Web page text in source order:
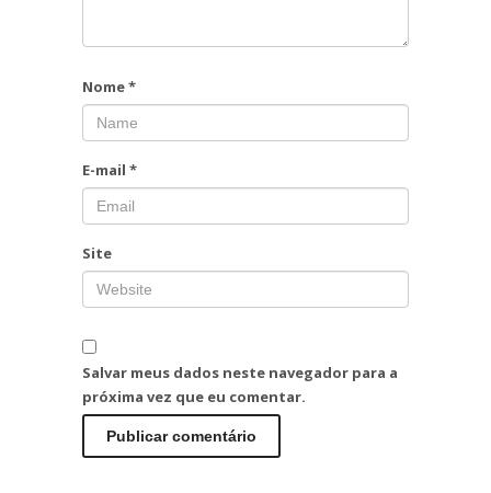
Nome*
E-mail *
Site
Salvar meus dados neste navegador para a
próxima vez que eu comentar.